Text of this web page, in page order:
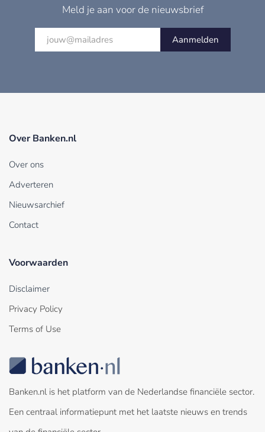
Meld je aan voor de nieuwsbrief
Aanmelden
Over Banken.nl
Over ons
Adverteren
Nieuwsarchief
Contact
Voorwaarden
Disclaimer
Privacy Policy
Terms of Use
Banken.nl is het platform van de Nederlandse financiële sector.
Een centraal informatiepunt met het laatste nieuws en trends